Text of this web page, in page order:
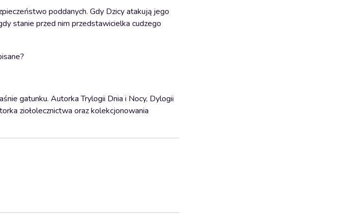
poddanych. Gdy Dzicy atakują jego
stanie przed nim przedstawicielka cudzego
gatunku. Autorka Trylogii Dnia i Nocy, Dylogii
ziołolecznictwa oraz kolekcjonowania